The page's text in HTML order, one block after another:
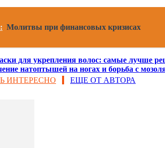
Молитвы при финансовых кризисах
для укрепления волос: самые лучше
натоптышей на ногах и борьба с
ИНТЕРЕСНО
ЕЩЕ ОТ АВТОРА